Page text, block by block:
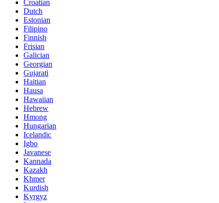
Croatian
Dutch
Estonian
Filipino
Finnish
Frisian
Galician
Georgian
Gujarati
Haitian
Hausa
Hawaiian
Hebrew
Hmong
Hungarian
Icelandic
Igbo
Javanese
Kannada
Kazakh
Khmer
Kurdish
Kyrgyz